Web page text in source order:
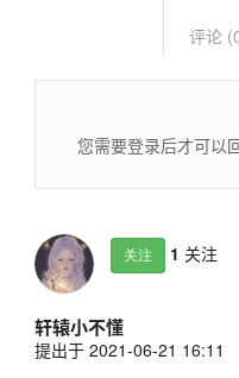
评论 (
您需要登录后才可以
关注 1 关注
轩辕小不懂
提出于 2021-06-21 16:11